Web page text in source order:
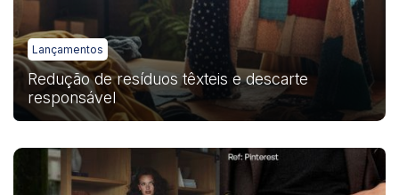
Lançamentos
Redução de resíduos têxteis e descarte
responsável